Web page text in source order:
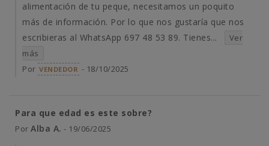
alimentación de tu peque, necesitamos un poquito
más de información. Por lo que nos gustaría que nos
escribieras al WhatsApp 697 48 53 89. Tienes...
Ver
más
Por VENDEDOR - 18/10/2025
Para que edad es este sobre?
Por Alba A. - 19/06/2025